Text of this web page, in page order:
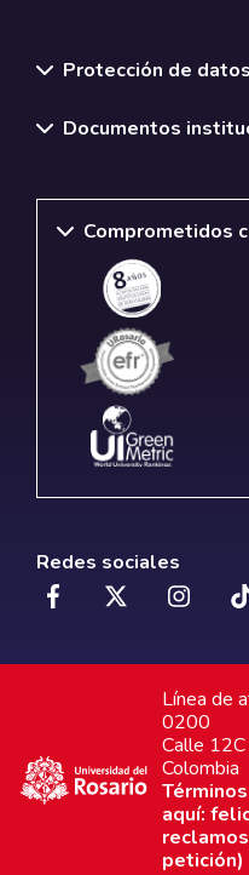
Protección de datos
Documentos
Comprometidos
Redes sociales
Línea de
0200
Calle
Colombia
aquí:
petición)